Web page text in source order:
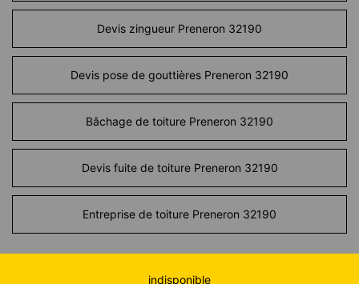
Devis zingueur Preneron 32190
Devis pose de gouttières Preneron 32190
Bâchage de toiture Preneron 32190
Devis fuite de toiture Preneron 32190
Entreprise de toiture Preneron 32190
indisponible